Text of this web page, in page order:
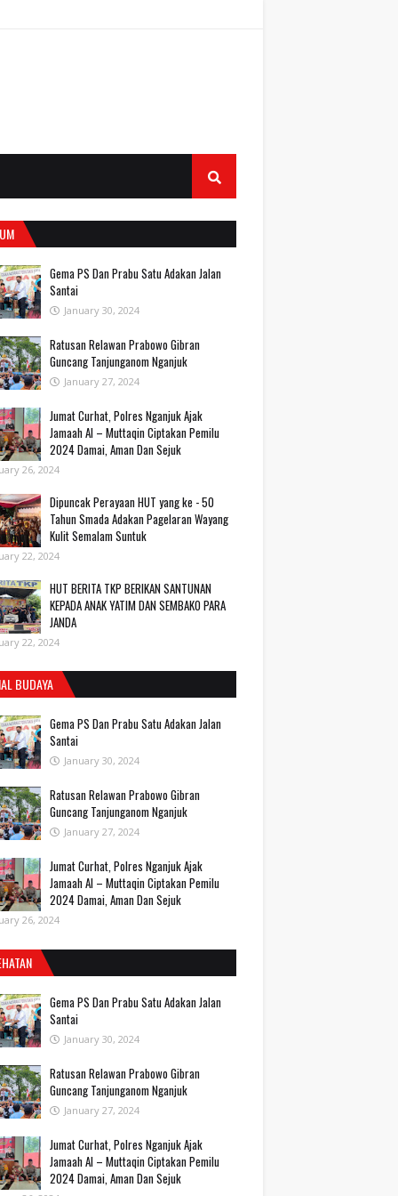
Gema PS Dan Prabu Satu Adakan Jalan
Santai
January 30, 2024
Ratusan Relawan Prabowo Gibran
Guncang Tanjunganom Nganjuk
January 27, 2024
Jumat Curhat, Polres Nganjuk Ajak
Jamaah Al – Muttaqin Ciptakan Pemilu
2024 Damai, Aman Dan Sejuk
26, 2024
Dipuncak Perayaan HUT yang ke - 50
Tahun Smada Adakan Pagelaran Wayang
Kulit Semalam Suntuk
22, 2024
HUT BERITA TKP BERIKAN SANTUNAN
KEPADA ANAK YATIM DAN SEMBAKO PARA
JANDA
22, 2024
BUDAYA
Gema PS Dan Prabu Satu Adakan Jalan
Santai
January 30, 2024
Ratusan Relawan Prabowo Gibran
Guncang Tanjunganom Nganjuk
January 27, 2024
Jumat Curhat, Polres Nganjuk Ajak
Jamaah Al – Muttaqin Ciptakan Pemilu
2024 Damai, Aman Dan Sejuk
26, 2024
Gema PS Dan Prabu Satu Adakan Jalan
Santai
January 30, 2024
Ratusan Relawan Prabowo Gibran
Guncang Tanjunganom Nganjuk
January 27, 2024
Jumat Curhat, Polres Nganjuk Ajak
Jamaah Al – Muttaqin Ciptakan Pemilu
2024 Damai, Aman Dan Sejuk